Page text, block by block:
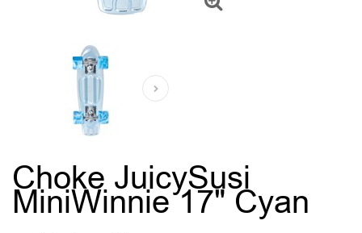
Choke JuicySusi
MiniWinnie 17" Cyan